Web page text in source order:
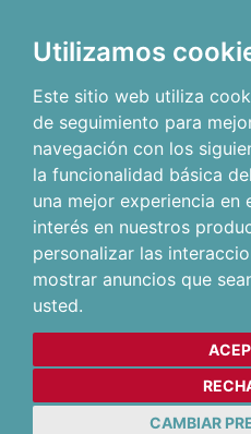
Utilizamos
Este sitio web utiliza
de seguimiento para
navegación con los
la funcionalidad básica
una mejor experiencia en
interés en nuestros
personalizar las
mostrar anuncios que
usted.
CAMBIAR